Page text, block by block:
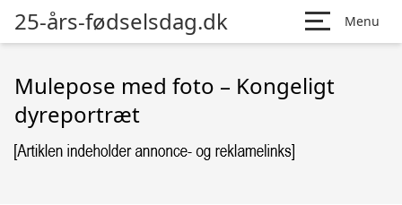
25-års-fødselsdag.dk Menu
Mulepose med foto – Kongeligt
dyreportræt